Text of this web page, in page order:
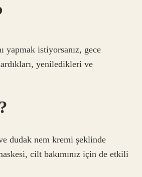
yapmak istiyorsanız, gece
yeniledikleri ve
dudak nem kremi şeklinde
cilt bakımınız için de etkili